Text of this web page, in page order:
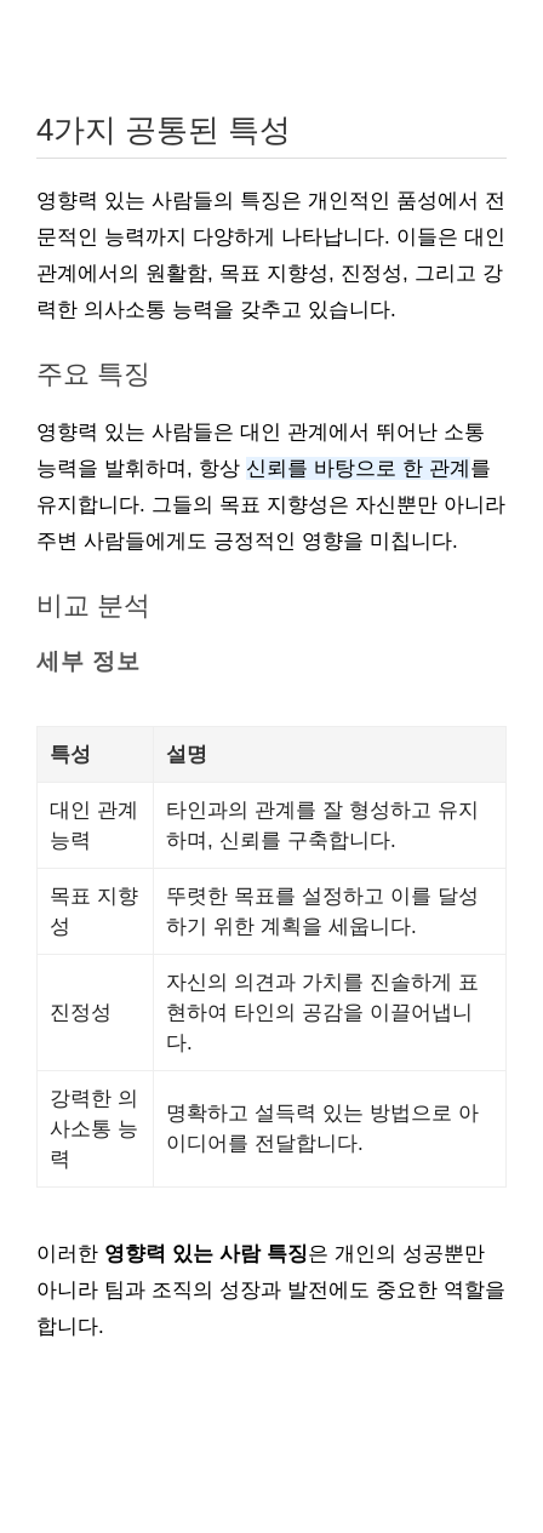
4가지 공통된 특성
영향력 있는 사람들의 특징은 개인적인 품성에서 전
문적인 능력까지 다양하게 나타납니다. 이들은 대인
관계에서의 원활함, 목표 지향성, 진정성, 그리고 강
력한 의사소통 능력을 갖추고 있습니다.
주요 특징
영향력 있는 사람들은 대인 관계에서 뛰어난 소통
능력을 발휘하며, 항상 신뢰를 바탕으로 한 관계 를
유지합니다. 그들의 목표 지향성은 자신뿐만 아니라
주변 사람들에게도 긍정적인 영향을 미칩니다.
비교 분석
세부 정보
특성 설명
대인 관계
능력
타인과의 관계를 잘 형성하고 유지
하며, 신뢰를 구축합니다.
목표 지향
성
뚜렷한 목표를 설정하고 이를 달성
하기 위한 계획을 세웁니다.
진정성
자신의 의견과 가치를 진솔하게 표
현하여 타인의 공감을 이끌어냅니
다.
강력한 의
사소통 능
력
명확하고 설득력 있는 방법으로 아
이디어를 전달합니다.
이러한 영향력 있는 사람 특징은 개인의 성공뿐만
아니라 팀과 조직의 성장과 발전에도 중요한 역할을
합니다.